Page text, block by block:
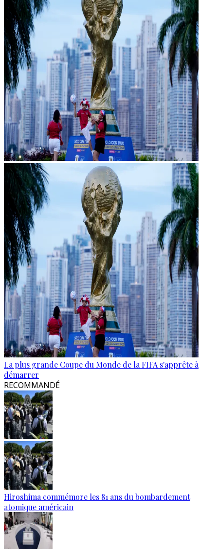
La plus grande Coupe du Monde de la FIFA s'apprête à
démarrer
RECOMMANDÉ
Hiroshima commémore les 81 ans du bombardement
atomique américain